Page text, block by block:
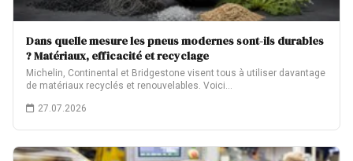
Dans quelle mesure les pneus modernes sont-ils durables
? Matériaux, efficacité et recyclage
Michelin, Continental et Bridgestone visent tous à utiliser davantage
de matériaux recyclés et renouvelables. Voici…
27.07.2026